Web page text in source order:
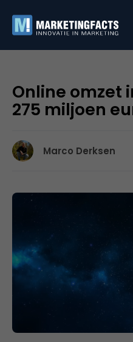
Online omzet
275 miljoen
Marco Derksen